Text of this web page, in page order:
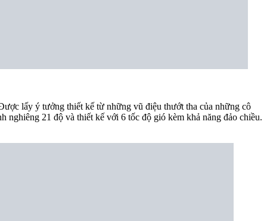
lấy ý tưởng thiết kế từ những vũ điệu thướt tha của những cô
nghiêng 21 độ và thiết kế với 6 tốc độ gió kèm khả năng đảo chiều.